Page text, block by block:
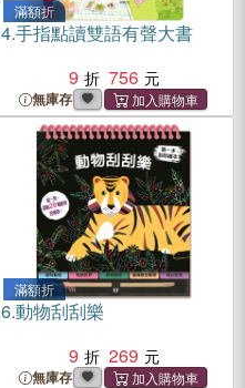
滿額折
4.手指點讀雙語有聲大書
9
756
無庫存
滿額折
6.動物刮刮樂
9
269
無庫存